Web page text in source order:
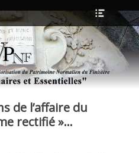
l’en-
tête
de l’affaire du
rectifié »…